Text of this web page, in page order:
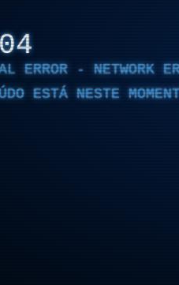
ERROR - NETWORK
ESTÁ NESTE